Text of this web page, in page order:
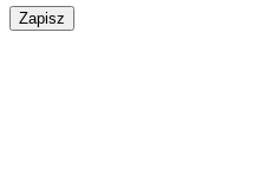
Zapisz